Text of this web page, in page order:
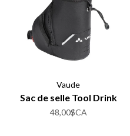
Vaude
Sac de selle Tool Drink
48,00$CA